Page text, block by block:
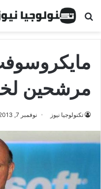
البحث عن
مرشحين
تكنولوجيا نيوز نوفمبر 7, 2013